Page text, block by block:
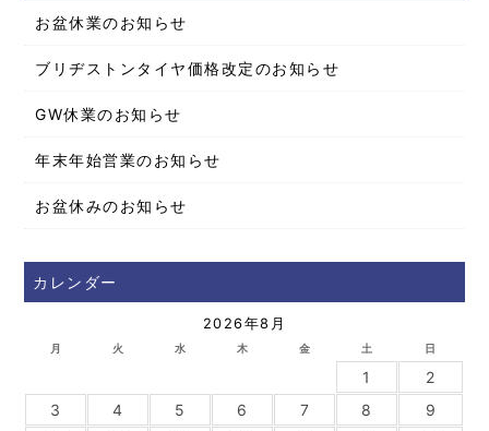
お盆休業のお知らせ
ブリヂストンタイヤ価格改定のお知らせ
GW休業のお知らせ
年末年始営業のお知らせ
お盆休みのお知らせ
カレンダー
2026年8月
月 火 水 木 金 土 日
1
2
3
4 5 6 7 8
9